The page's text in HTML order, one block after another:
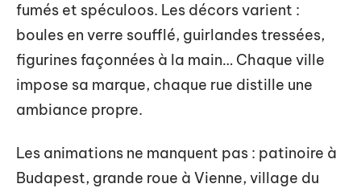
fumés et spéculoos. Les décors varient :
boules en verre soufflé, guirlandes tressées,
figurines façonnées à la main… Chaque ville
impose sa marque, chaque rue distille une
ambiance propre.
Les animations ne manquent pas : patinoire à
Budapest, grande roue à Vienne, village du